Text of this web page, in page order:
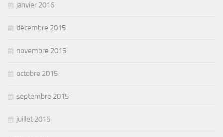
janvier 2016
décembre 2015
novembre 2015
octobre 2015
septembre 2015
juillet 2015